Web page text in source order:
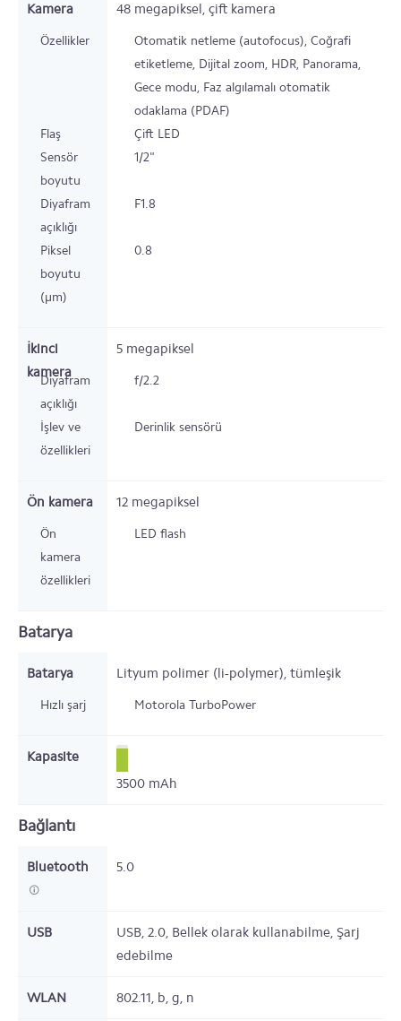
Kamera 48 megapiksel, çift kamera
Özellikler
Otomatik netleme (autofocus), Coğrafi
etiketleme, Dijital zoom, HDR, Panorama,
Gece modu, Faz algılamalı otomatik
odaklama (PDAF)
Flaş
Çift LED
Sensör
boyutu
1/2"
Diyafram
açıklığı
F1.8
Piksel
boyutu
(µm)
0.8
İkinci
kamera
5 megapiksel
Diyafram
açıklığı
f/2.2
İşlev ve
özellikleri
Derinlik sensörü
Ön kamera 12 megapiksel
Ön
kamera
özellikleri
LED flash
Batarya
Batarya Lityum polimer (li-polymer), tümleşik
Hızlı şarj Motorola TurboPower
Kapasite
3500 mAh
Bağlantı
Bluetooth 5.0
USB USB, 2.0, Bellek olarak kullanabilme, Şarj
edebilme
WLAN 802.11, b, g, n